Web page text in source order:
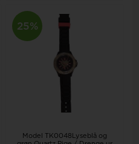
25%
Model TK0048Lyseblå og